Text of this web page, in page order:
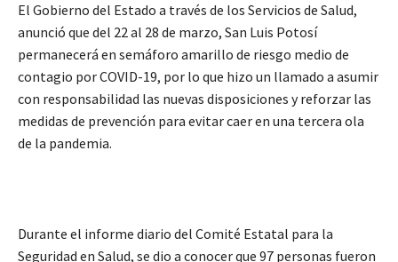
El Gobierno del Estado a través de los Servicios de Salud,
anunció que del 22 al 28 de marzo, San Luis Potosí
permanecerá en semáforo amarillo de riesgo medio de
contagio por COVID-19, por lo que hizo un llamado a asumir
con responsabilidad las nuevas disposiciones y reforzar las
medidas de prevención para evitar caer en una tercera ola
de la pandemia.
Durante el informe diario del Comité Estatal para la
Seguridad en Salud, se dio a conocer que 97 personas fueron